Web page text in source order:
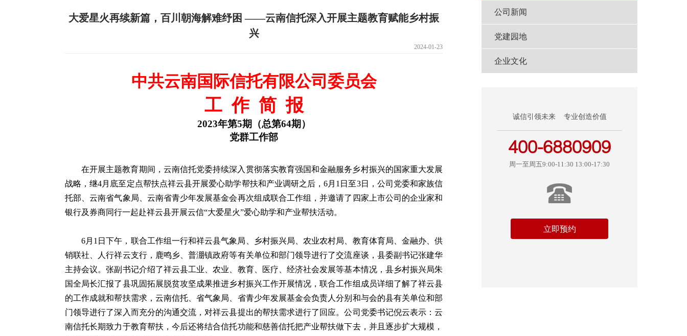
大爱星火再续新篇，百川朝海解难纾困 ——云南信托深入开展主题教育赋能乡村振
兴
2024-01-23
中共云南国际信托有限公司委员会
工 作 简 报
2023年第5期（总第64期）
党群工作部
在开展主题教育期间，云南信托党委持续深入贯彻落实教育强国和金融服务乡村振兴的国家重大发展
战略，继4月底至定点帮扶点祥云县开展爱心助学帮扶和产业调研之后，6月1日至3日，公司党委和家族信
托部、云南省气象局、云南省青少年发展基金会再次组成联合工作组，并邀请了四家上市公司的企业家和
银行及券商同行一起赴祥云县开展云信“大爱星火”爱心助学和产业帮扶活动。
6月1日下午，联合工作组一行和祥云县气象局、乡村振兴局、农业农村局、教育体育局、金融办、供
销联社、人行祥云支行，鹿鸣乡、普淜镇政府等有关单位和部门领导进行了交流座谈，县委副书记张建华
主持会议。张副书记介绍了祥云县工业、农业、教育、医疗、经济社会发展等基本情况，县乡村振兴局朱
国全局长汇报了县巩固拓展脱贫攻坚成果推进乡村振兴工作开展情况，联合工作组成员详细了解了祥云县
的工作成就和帮扶需求，云南信托、省气象局、省青少年发展基金会负责人分别和与会的县有关单位和部
门领导进行了深入而充分的沟通交流，对祥云县提出的帮扶需求进行了回应。公司党委书记倪云表示：云
南信托长期致力于教育帮扶，今后还将结合信托功能和慈善信托把产业帮扶做下去，并且逐步扩大规模，
公司新闻
党建园地
企业文化
诚信引领未来 专业创造价值
400-6880909
周一至周五9:00-11:30 13:00-17:30
立即预约